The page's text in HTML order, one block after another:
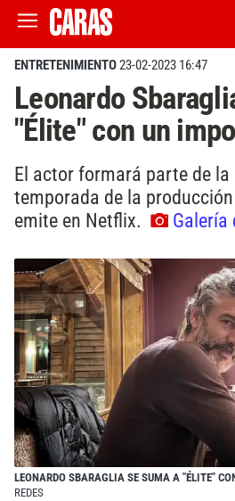
ENTRETENIMIENTO23-02-2023 16:47
Leonardo
"Élite" con un
El actor formará parte de la
temporada de la
emite en Netflix.
Galería
LEONARDO SBARAGLIA SE SUMA A "ÉLITE"
REDES